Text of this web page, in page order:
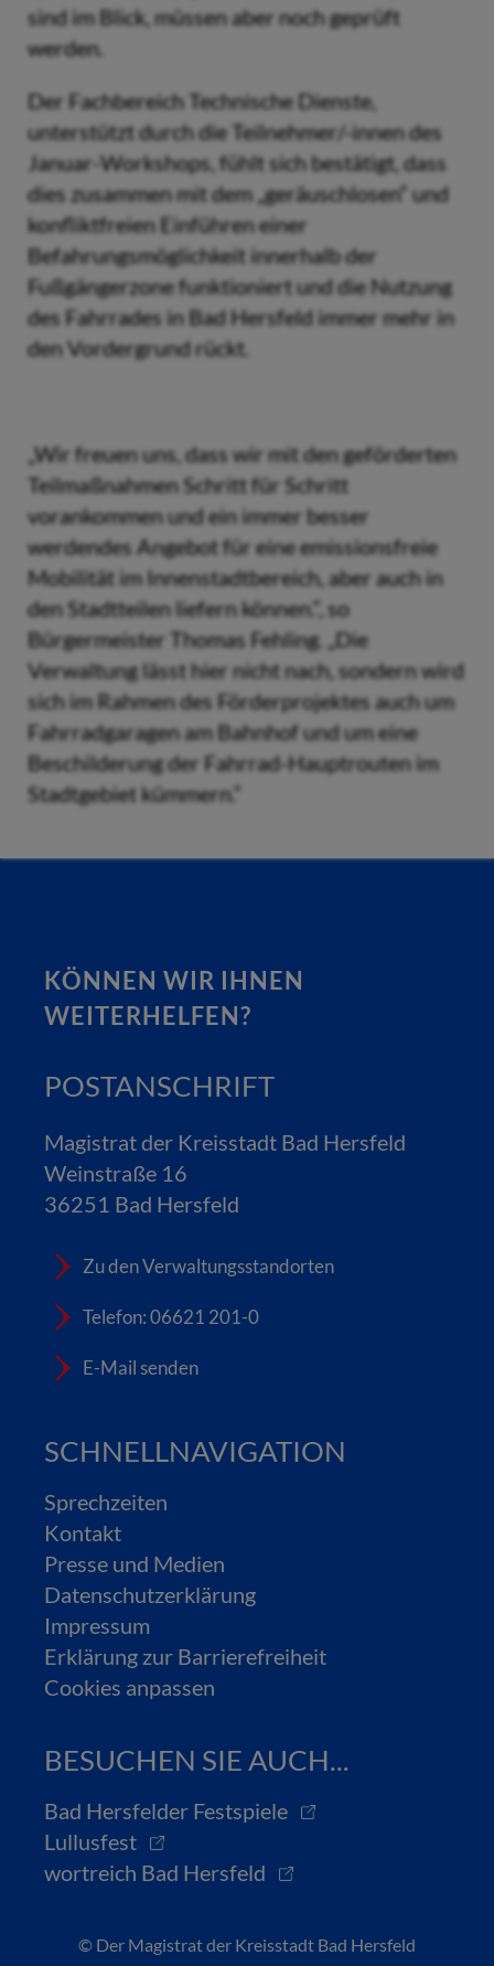
sind im Blick, müssen aber noch geprüft
werden.
Der Fachbereich Technische Dienste,
unterstützt durch die Teilnehmer/-innen des
Januar-Workshops, fühlt sich bestätigt, dass
dies zusammen mit dem „geräuschlosen“ und
konfliktfreien Einführen einer
Befahrungsmöglichkeit innerhalb der
Fußgängerzone funktioniert und die Nutzung
des Fahrrades in Bad Hersfeld immer mehr in
den Vordergrund rückt.
„Wir freuen uns, dass wir mit den geförderten
Teilmaßnahmen Schritt für Schritt
vorankommen und ein immer besser
werdendes Angebot für eine emissionsfreie
Mobilität im Innenstadtbereich, aber auch in
den Stadtteilen liefern können.“, so
Bürgermeister Thomas Fehling. „Die
Verwaltung lässt hier nicht nach, sondern wird
sich im Rahmen des Förderprojektes auch um
Fahrradgaragen am Bahnhof und um eine
Beschilderung der Fahrrad-Hauptrouten im
Stadtgebiet kümmern.“
KÖNNEN WIR IHNEN
WEITERHELFEN?
POSTANSCHRIFT
Magistrat der Kreisstadt Bad Hersfeld
Weinstraße 16
36251 Bad Hersfeld
Zu den Verwaltungsstandorten
Telefon: 06621 201-0
E-Mail senden
SCHNELLNAVIGATION
Sprechzeiten
Kontakt
Presse und Medien
Datenschutzerklärung
Impressum
Erklärung zur Barrierefreiheit
Cookies anpassen
BESUCHEN SIE AUCH...
Bad Hersfelder Festspiele
Lullusfest
wortreich Bad Hersfeld
© Der Magistrat der Kreisstadt Bad Hersfeld